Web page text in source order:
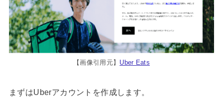
【画像引用元】 Uber Eats
まずはUberアカウントを作成します。